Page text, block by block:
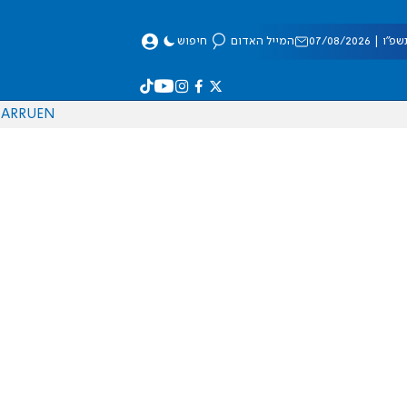
08/2026 המייל האדום חיפוש
EN
RU
AR